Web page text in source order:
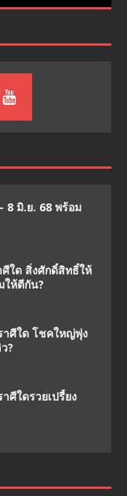
8 มิ.ย. 68 พร้อม
ใด สิ่งศักดิ์สิทธิ์ให้
ให้ตีกัน?
าศีใด โชคใหญ่พุ่ง
?
ศีใดรวยเปรี้ยง